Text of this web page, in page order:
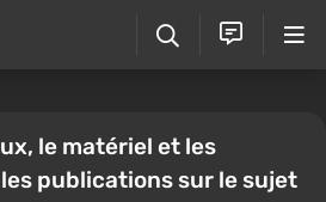
le matériel et les
publications sur le sujet